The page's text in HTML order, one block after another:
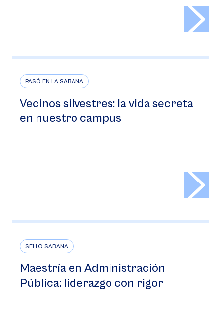
PASÓ EN LA SABANA
Vecinos silvestres: la vida secreta
en nuestro campus
SELLO SABANA
Maestría en Administración
Pública: liderazgo con rigor